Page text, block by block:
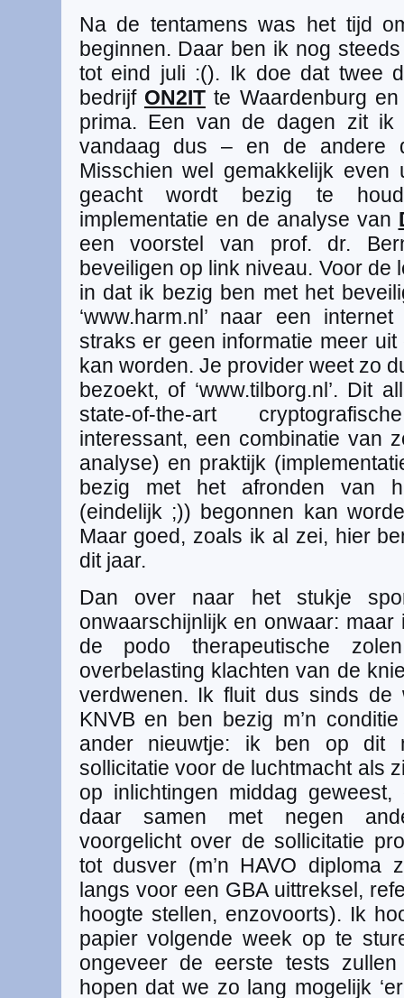
Na de tentamens was het tijd
beginnen. Daar ben ik nog
tot eind juli :(). Ik doe dat twee
bedrijf ON2ITte Waardenburg
prima. Een van de dagen zit
vandaag dus – en de andere
Misschien wel gemakkelijk
geacht wordt bezig te
implementatie en de analyse van
een voorstel van prof. dr.
beveiligen op link niveau. Voor de
in dat ik bezig ben met het
‘www.harm.nl’ naar een
straks er geen informatie meer
kan worden. Je provider weet zo
bezoekt, of ‘www.tilborg.nl’. Dit
state-of-the-art
interessant, een combinatie van
analyse) en praktijk
bezig met het afronden van
(eindelijk ;)) begonnen kan
Maar goed, zoals ik al zei, hier
dit jaar.
Dan over naar het stukje
onwaarschijnlijk en onwaar:
de podo therapeutische
overbelasting klachten van de
verdwenen. Ik fluit dus sinds de
KNVB en ben bezig m’n
ander nieuwtje: ik ben op dit
sollicitatie voor de luchtmacht als
op inlichtingen middag
daar samen met negen
voorgelicht over de sollicitatie
tot dusver (m’n HAVO diploma
langs voor een GBA uittreksel,
hoogte stellen, enzovoorts). Ik
papier volgende week op te
ongeveer de eerste tests
hopen dat we zo lang mogelijk